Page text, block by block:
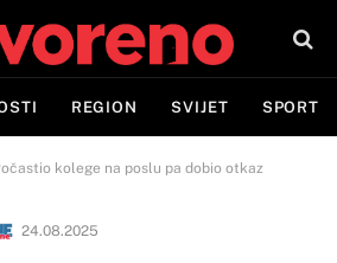
REGION SVIJET SPORT
kolege na poslu pa dobio otkaz
24.08.2025